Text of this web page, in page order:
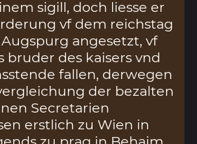
sigill, doch liesse er
vf dem reichstag
angesetzt, vf
bruder des kaisers vnd
fallen, derwegen
der bezalten
Secretarien
erstlich zu Wien in